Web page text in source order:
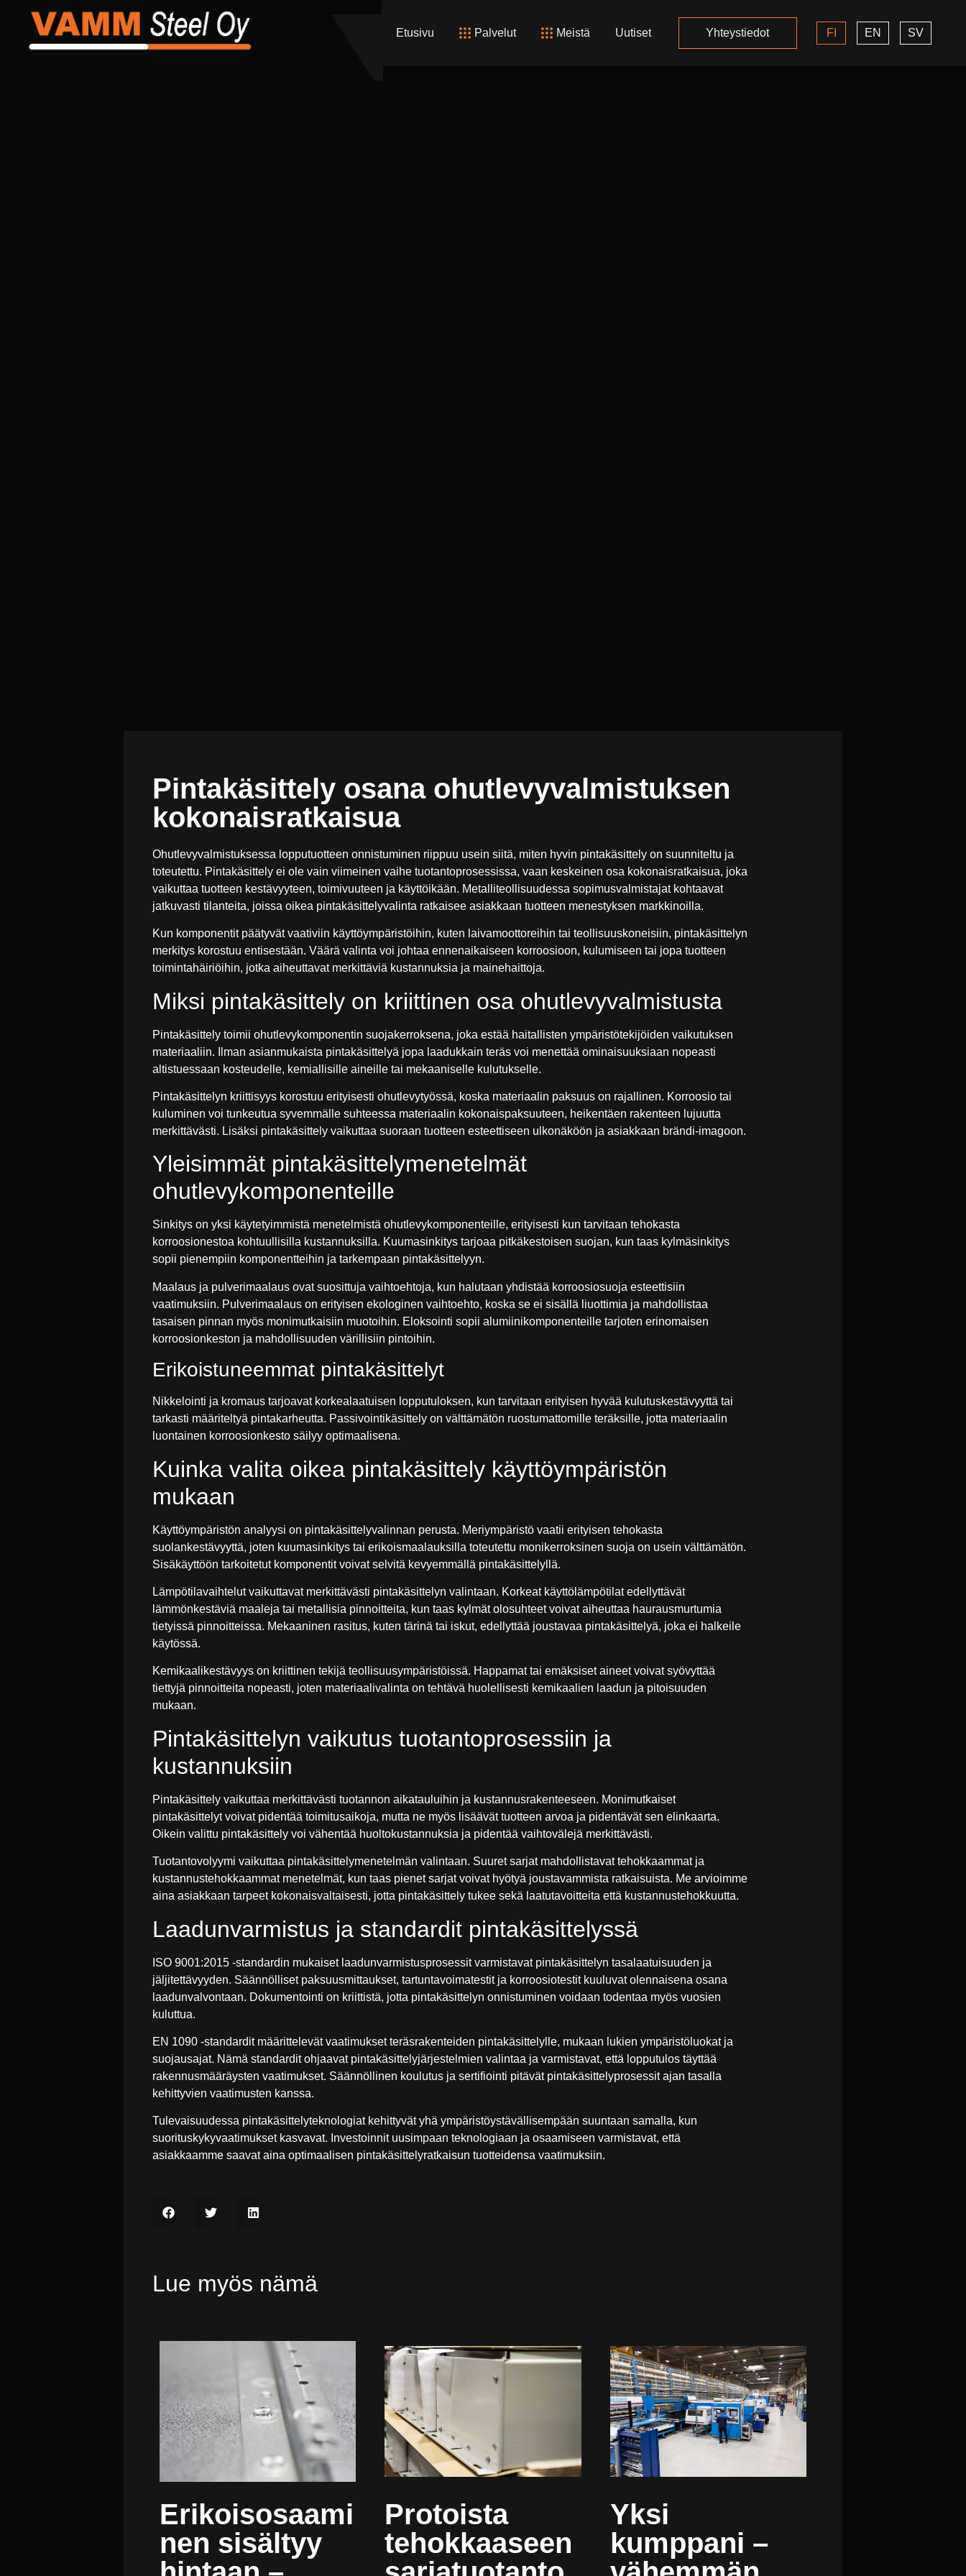
Etusivu Palvelut Meistä Uutiset Yhteystiedot FI EN SV
Pintakäsittely osana ohutlevyvalmistuksen
kokonaisratkaisua
Ohutlevyvalmistuksessa lopputuotteen onnistuminen riippuu usein siitä, miten hyvin pintakäsittely on suunniteltu ja
toteutettu. Pintakäsittely ei ole vain viimeinen vaihe tuotantoprosessissa, vaan keskeinen osa kokonaisratkaisua, joka
vaikuttaa tuotteen kestävyyteen, toimivuuteen ja käyttöikään. Metalliteollisuudessa sopimusvalmistajat kohtaavat
jatkuvasti tilanteita, joissa oikea pintakäsittelyvalinta ratkaisee asiakkaan tuotteen menestyksen markkinoilla.
Kun komponentit päätyvät vaativiin käyttöympäristöihin, kuten laivamoottoreihin tai teollisuuskoneisiin, pintakäsittelyn
merkitys korostuu entisestään. Väärä valinta voi johtaa ennenaikaiseen korroosioon, kulumiseen tai jopa tuotteen
toimintahäiriöihin, jotka aiheuttavat merkittäviä kustannuksia ja mainehaittoja.
Miksi pintakäsittely on kriittinen osa ohutlevyvalmistusta
Pintakäsittely toimii ohutlevykomponentin suojakerroksena, joka estää haitallisten ympäristötekijöiden vaikutuksen
materiaaliin. Ilman asianmukaista pintakäsittelyä jopa laadukkain teräs voi menettää ominaisuuksiaan nopeasti
altistuessaan kosteudelle, kemiallisille aineille tai mekaaniselle kulutukselle.
Pintakäsittelyn kriittisyys korostuu erityisesti ohutlevytyössä, koska materiaalin paksuus on rajallinen. Korroosio tai
kuluminen voi tunkeutua syvemmälle suhteessa materiaalin kokonaispaksuuteen, heikentäen rakenteen lujuutta
merkittävästi. Lisäksi pintakäsittely vaikuttaa suoraan tuotteen esteettiseen ulkonäköön ja asiakkaan brändi-imagoon.
Yleisimmät pintakäsittelymenetelmät
ohutlevykomponenteille
Sinkitys on yksi käytetyimmistä menetelmistä ohutlevykomponenteille, erityisesti kun tarvitaan tehokasta
korroosionestoa kohtuullisilla kustannuksilla. Kuumasinkitys tarjoaa pitkäkestoisen suojan, kun taas kylmäsinkitys
sopii pienempiin komponentteihin ja tarkempaan pintakäsittelyyn.
Maalaus ja pulverimaalaus ovat suosittuja vaihtoehtoja, kun halutaan yhdistää korroosiosuoja esteettisiin
vaatimuksiin. Pulverimaalaus on erityisen ekologinen vaihtoehto, koska se ei sisällä liuottimia ja mahdollistaa
tasaisen pinnan myös monimutkaisiin muotoihin. Eloksointi sopii alumiinikomponenteille tarjoten erinomaisen
korroosionkeston ja mahdollisuuden värillisiin pintoihin.
Erikoistuneemmat pintakäsittelyt
Nikkelointi ja kromaus tarjoavat korkealaatuisen lopputuloksen, kun tarvitaan erityisen hyvää kulutuskestävyyttä tai
tarkasti määriteltyä pintakarheutta. Passivointikäsittely on välttämätön ruostumattomille teräksille, jotta materiaalin
luontainen korroosionkesto säilyy optimaalisena.
Kuinka valita oikea pintakäsittely käyttöympäristön
mukaan
Käyttöympäristön analyysi on pintakäsittelyvalinnan perusta. Meriympäristö vaatii erityisen tehokasta
suolankestävyyttä, joten kuumasinkitys tai erikoismaalauksilla toteutettu monikerroksinen suoja on usein välttämätön.
Sisäkäyttöön tarkoitetut komponentit voivat selvitä kevyemmällä pintakäsittelyllä.
Lämpötilavaihtelut vaikuttavat merkittävästi pintakäsittelyn valintaan. Korkeat käyttölämpötilat edellyttävät
lämmönkestäviä maaleja tai metallisia pinnoitteita, kun taas kylmät olosuhteet voivat aiheuttaa haurausmurtumia
tietyissä pinnoitteissa. Mekaaninen rasitus, kuten tärinä tai iskut, edellyttää joustavaa pintakäsittelyä, joka ei halkeile
käytössä.
Kemikaalikestävyys on kriittinen tekijä teollisuusympäristöissä. Happamat tai emäksiset aineet voivat syövyttää
tiettyjä pinnoitteita nopeasti, joten materiaalivalinta on tehtävä huolellisesti kemikaalien laadun ja pitoisuuden
mukaan.
Pintakäsittelyn vaikutus tuotantoprosessiin ja
kustannuksiin
Pintakäsittely vaikuttaa merkittävästi tuotannon aikatauluihin ja kustannusrakenteeseen. Monimutkaiset
pintakäsittelyt voivat pidentää toimitusaikoja, mutta ne myös lisäävät tuotteen arvoa ja pidentävät sen elinkaarta.
Oikein valittu pintakäsittely voi vähentää huoltokustannuksia ja pidentää vaihtovälejä merkittävästi.
Tuotantovolyymi vaikuttaa pintakäsittelymenetelmän valintaan. Suuret sarjat mahdollistavat tehokkaammat ja
kustannustehokkaammat menetelmät, kun taas pienet sarjat voivat hyötyä joustavammista ratkaisuista. Me arvioimme
aina asiakkaan tarpeet kokonaisvaltaisesti, jotta pintakäsittely tukee sekä laatutavoitteita että kustannustehokkuutta.
Laadunvarmistus ja standardit pintakäsittelyssä
ISO 9001:2015 -standardin mukaiset laadunvarmistusprosessit varmistavat pintakäsittelyn tasalaatuisuuden ja
jäljitettävyyden. Säännölliset paksuusmittaukset, tartuntavoimatestit ja korroosiotestit kuuluvat olennaisena osana
laadunvalvontaan. Dokumentointi on kriittistä, jotta pintakäsittelyn onnistuminen voidaan todentaa myös vuosien
kuluttua.
EN 1090 -standardit määrittelevät vaatimukset teräsrakenteiden pintakäsittelylle, mukaan lukien ympäristöluokat ja
suojausajat. Nämä standardit ohjaavat pintakäsittelyjärjestelmien valintaa ja varmistavat, että lopputulos täyttää
rakennusmääräysten vaatimukset. Säännöllinen koulutus ja sertifiointi pitävät pintakäsittelyprosessit ajan tasalla
kehittyvien vaatimusten kanssa.
Tulevaisuudessa pintakäsittelyteknologiat kehittyvät yhä ympäristöystävällisempään suuntaan samalla, kun
suorituskykyvaatimukset kasvavat. Investoinnit uusimpaan teknologiaan ja osaamiseen varmistavat, että
asiakkaamme saavat aina optimaalisen pintakäsittelyratkaisun tuotteidensa vaatimuksiin.
Lue myös nämä
Erikoisosaami
nen sisältyy
Protoista
tehokkaaseen
Yksi
kumppani –